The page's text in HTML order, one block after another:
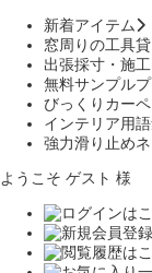
新着アイテム
窓周りの工具
出張採寸・施
無料サンプル
びっくりカー
インテリア用
強力滑り止めネ
ようこそ ゲスト 様